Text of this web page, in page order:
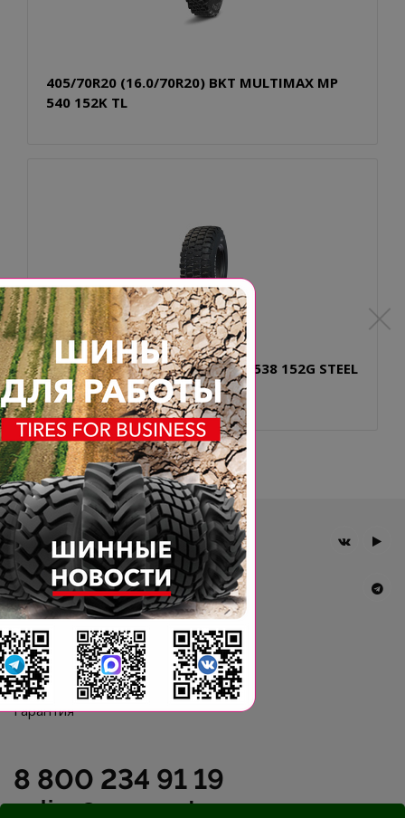
405/70R20 (16.0/70R20) BKT MULTIMAX MP
540 152K TL
405/70R20 BKT MULTIMAX MP 538 152G STEEL
BELTED TL
Главная
Компания
Шины BKT
Новости
Статьи
Контакты
Гарантия
8 800 234 91 19
online@agromast.ru